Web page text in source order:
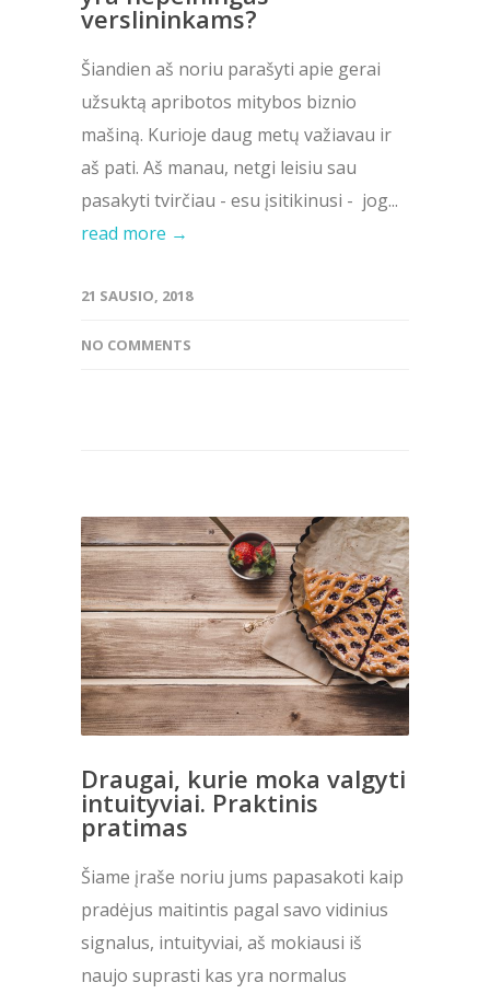
verslininkams?
Šiandien aš noriu parašyti apie gerai
užsuktą apribotos mitybos biznio
mašiną. Kurioje daug metų važiavau ir
aš pati. Aš manau, netgi leisiu sau
pasakyti tvirčiau - esu įsitikinusi - jog...
read more →
21 SAUSIO, 2018
NO COMMENTS
Draugai, kurie moka valgyti
intuityviai. Praktinis
pratimas
Šiame įraše noriu jums papasakoti kaip
pradėjus maitintis pagal savo vidinius
signalus, intuityviai, aš mokiausi iš
naujo suprasti kas yra normalus